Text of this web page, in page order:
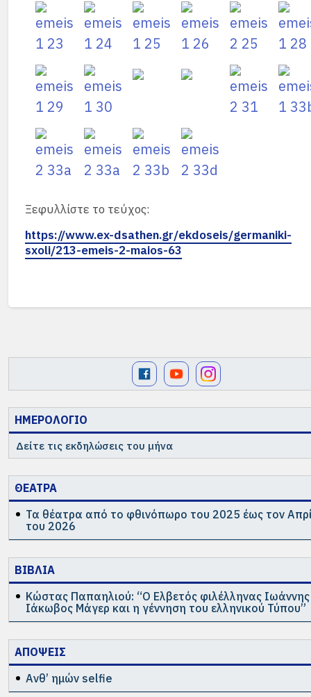
ΗΜΕΡΟΛΟΓΙΟ
Δείτε τις εκδηλώσεις του μήνα
ΘΕΑΤΡΑ
Τα θέατρα από το φθινόπωρο του 2025 έως τον
του 2026
ΒΙΒΛΙΑ
Κώστας Παπαηλιού: “Ο Ελβετός φιλέλληνας Ιωάννης
Ιάκωβος Μάγερ και η γέννηση του ελληνικού Τύπου”
ΑΠΟΨΕΙΣ
Ανθ’ ημών selfie
Ξεφυλλίστε το τεύχος:
https://www.ex-dsathen.gr/ekdoseis/germaniki-
sxoli/213-emeis-2-maios-63